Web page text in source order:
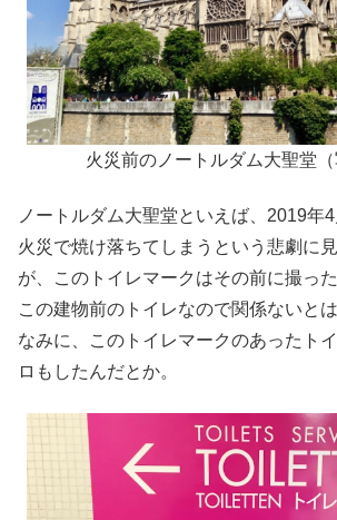
火災前のノートルダム大聖堂（
ノートルダム大聖堂といえば、2019年
火災で焼け落ちてしまうという悲劇に
が、このトイレマークはその前に撮っ
この建物前のトイレなので関係ないと
なみに、このトイレマークのあったト
ロもしたんだとか。